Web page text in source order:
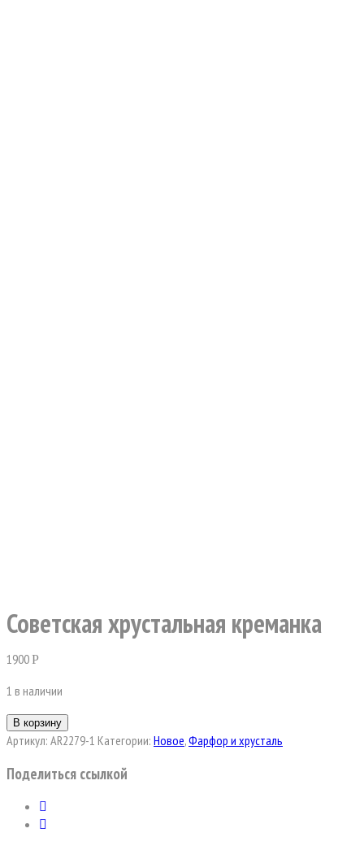
Советская хрустальная креманка
1900Р
1 в наличии
В корзину
Артикул: AR2279-1 Категории: Новое,Фарфор и хрусталь
Поделиться ссылкой